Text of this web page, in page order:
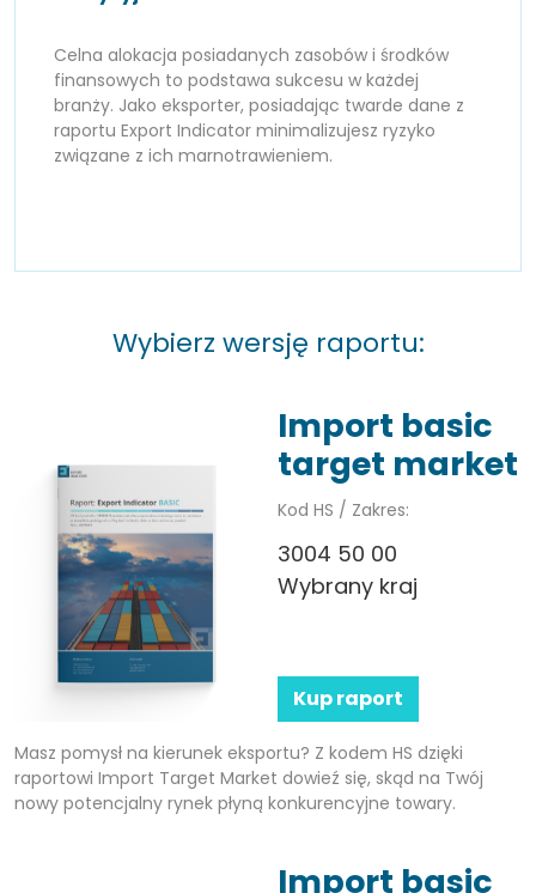
Celna alokacja posiadanych zasobów i środków
finansowych to podstawa sukcesu w każdej
branży. Jako eksporter, posiadając twarde dane z
raportu Export Indicator minimalizujesz ryzyko
związane z ich marnotrawieniem.
Wybierz wersję raportu:
Import basic
target market
Kod HS / Zakres:
3004 50 00
Wybrany kraj
Kup raport
Masz pomysł na kierunek eksportu? Z kodem HS dzięki
raportowi Import Target Market dowieź się, skąd na Twój
nowy potencjalny rynek płyną konkurencyjne towary.
Import basic